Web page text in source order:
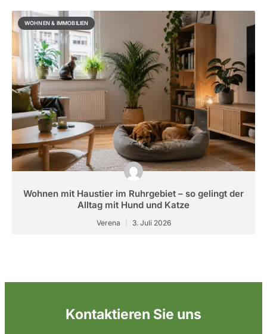
WOHNEN & IMMOBILIEN
Wohnen mit Haustier im Ruhrgebiet – so gelingt der
Alltag mit Hund und Katze
Verena 3. Juli 2026
Kontaktieren Sie uns